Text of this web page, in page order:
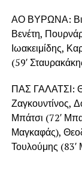
ΑΟ ΒΥΡΩΝΑ:
Βενέτη,
Ιωακειμίδης,
(59′
ΠΑΣ ΓΑΛΑΤΣΙ:
Ζαγκουντίνος,
Μπάτσι (72′
Μαγκαφάς),
Τουλούμης (83′